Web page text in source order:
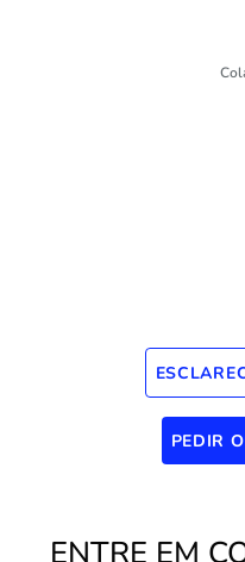
PEDIR
ENTRE EM